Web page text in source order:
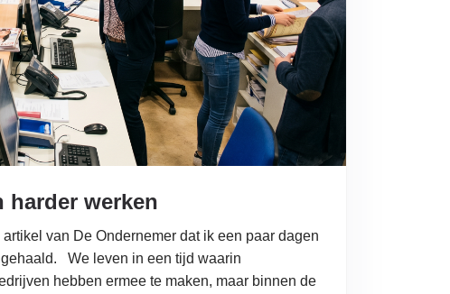
harder werken
van De Ondernemer dat ik een paar dagen
We leven in een tijd waarin
hebben ermee te maken, maar binnen de